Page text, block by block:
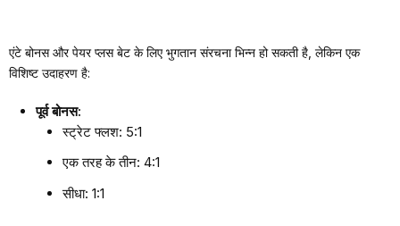
एंटे बोनस और पेयर प्लस बेट के लिए भुगतान संरचना भिन्न हो सकती है, लेकिन एक
विशिष्ट उदाहरण है:
पूर्व बोनस:
स्ट्रेट फ्लश: 5:1
एक तरह के तीन: 4:1
सीधा: 1:1